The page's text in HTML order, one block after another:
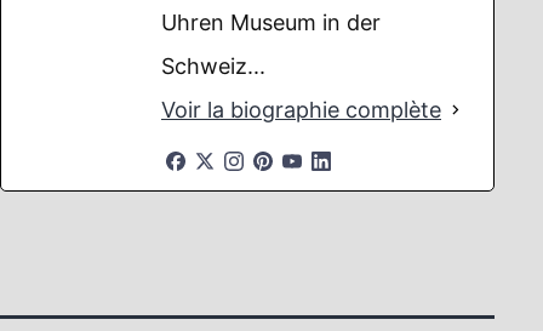
Uhren Museum in der
Schweiz...
Voir la biographie complète